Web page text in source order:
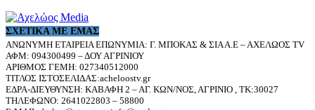
ΣΧΕΤΙΚΆ ΜΕ ΕΜΆΣ
ΑΝΩΝΥΜΗ ΕΤΑΙΡΕΙΑ ΕΠΩΝΥΜΙΑ: Γ. ΜΠΟΚΑΣ & ΣΙΑ Α.Ε – ΑΧΕΛΩΟΣ TV
ΑΦΜ: 094300499 – ΔΟΥ ΑΓΡΙΝΙΟΥ
ΑΡΙΘΜΟΣ ΓΕΜΗ: 027340512000
ΤΙΤΛΟΣ ΙΣΤΟΣΕΛΙΔΑΣ:acheloostv.gr
ΕΔΡΑ-ΔΙΕΥΘΥΝΣΗ: ΚΑΒΑΦΗ 2 – ΑΓ. ΚΩΝ/ΝΟΣ, ΑΓΡΙΝΙΟ , ΤΚ:30027
ΤΗΛΕΦΩΝΟ: 2641022803 – 58800